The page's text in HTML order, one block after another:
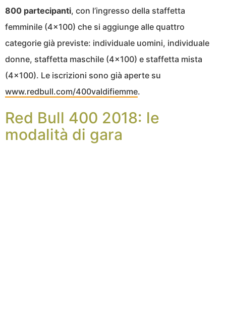
800 partecipanti, con l’ingresso della staffetta
femminile (4×100) che si aggiunge alle quattro
categorie già previste: individuale uomini, individuale
donne, staffetta maschile (4×100) e staffetta mista
(4×100). Le iscrizioni sono già aperte su
www.redbull.com/400valdifiemme.
Red Bull 400 2018: le
modalità di gara